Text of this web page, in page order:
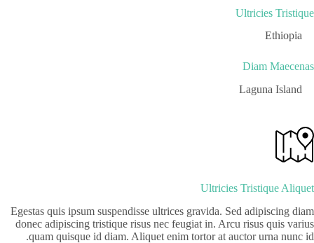
Ultricies Tristique
Diam Maecenas
Ultricies Tristique Aliquet
Egestas quis ipsum suspendisse ultrices gravida. Sed adipiscing diam
donec adipiscing tristique risus nec feugiat in. Arcu risus quis varius
quam quisque id diam. Aliquet enim tortor at auctor urna nunc id.